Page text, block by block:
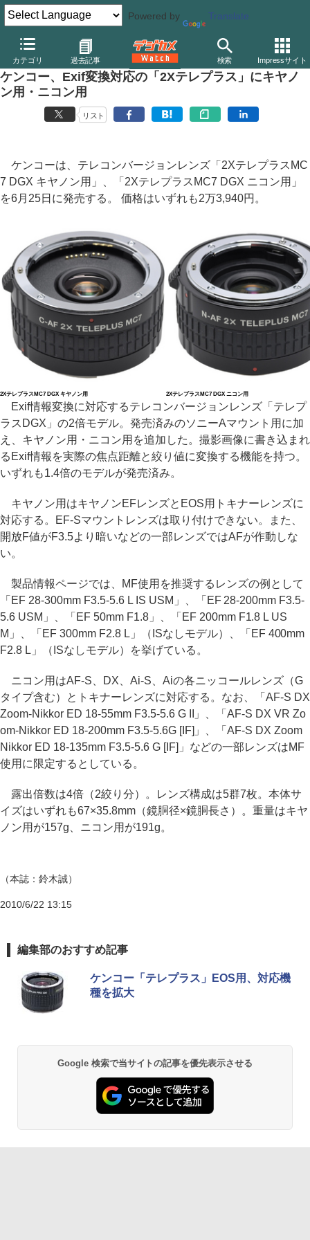
Powered by Translate
カテゴリ 過去記事 検索 Impressサイト
デジカメ Watch レンズ 交換レンズ キヤノン
ケンコー、Exif変換対応の「2Xテレプラス」にキヤノ
ン用・ニコン用
リスト
ケンコーは、テレコンバージョンレンズ「2XテレプラスMC
7 DGX キヤノン用」、「2XテレプラスMC7 DGX ニコン用」
を6月25日に発売する。 価格はいずれも2万3,940円。
2XテレプラスMC7 DGX キヤノン用 2XテレプラスMC7 DGX ニコン用
Exif情報変換に対応するテレコンバージョンレンズ「テレプ
ラスDGX」の2倍モデル。発売済みのソニーAマウント用に加
え、キヤノン用・ニコン用を追加した。撮影画像に書き込まれ
るExif情報を実際の焦点距離と絞り値に変換する機能を持つ。
いずれも1.4倍のモデルが発売済み。
キヤノン用はキヤノンEFレンズとEOS用トキナーレンズに
対応する。EF-Sマウントレンズは取り付けできない。また、
開放F値がF3.5より暗いなどの一部レンズではAFが作動しな
い。
製品情報ページでは、MF使用を推奨するレンズの例として
「EF 28-300mm F3.5-5.6 L IS USM」、「EF 28-200mm F3.5-
5.6 USM」、「EF 50mm F1.8」、「EF 200mm F1.8 L US
M」、「EF 300mm F2.8 L」（ISなしモデル）、「EF 400mm
F2.8 L」（ISなしモデル）を挙げている。
ニコン用はAF-S、DX、Ai-S、Aiの各ニッコールレンズ（G
タイプ含む）とトキナーレンズに対応する。なお、「AF-S DX
Zoom-Nikkor ED 18-55mm F3.5-5.6 G II」、「AF-S DX VR Zo
om-Nikkor ED 18-200mm F3.5-5.6G [IF]」、「AF-S DX Zoom
Nikkor ED 18-135mm F3.5-5.6 G [IF]」などの一部レンズはMF
使用に限定するとしている。
露出倍数は4倍（2絞り分）。レンズ構成は5群7枚。本体サ
イズはいずれも67×35.8mm（鏡胴径×鏡胴長さ）。重量はキヤ
ノン用が157g、ニコン用が191g。
（本誌：鈴木誠）
2010/6/22 13:15
編集部のおすすめ記事
ケンコー「テレプラス」EOS用、対応機
種を拡大
Google 検索で当サイトの記事を優先表示させる